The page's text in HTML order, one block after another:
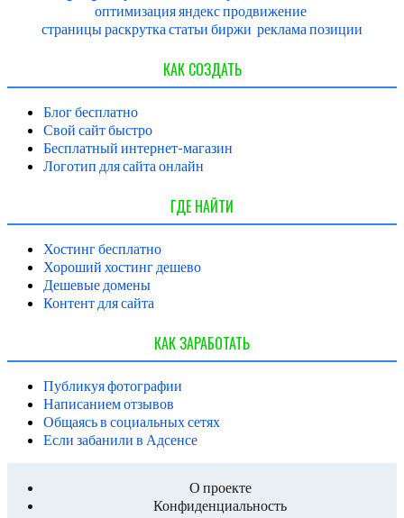
оптимизацияяндекспродвижение
страницыраскрутка статьи биржи реклама позиции
КАК СОЗДАТЬ
Блог бесплатно
Свой сайт быстро
Бесплатный интернет-магазин
Логотип для сайта онлайн
ГДЕ НАЙТИ
Хостинг бесплатно
Хороший хостинг дешево
Дешевые домены
Контент для сайта
КАК ЗАРАБОТАТЬ
Публикуя фотографии
Написанием отзывов
Общаясь в социальных сетях
Если забанили в Адсенсе
О проекте
Конфиденциальность